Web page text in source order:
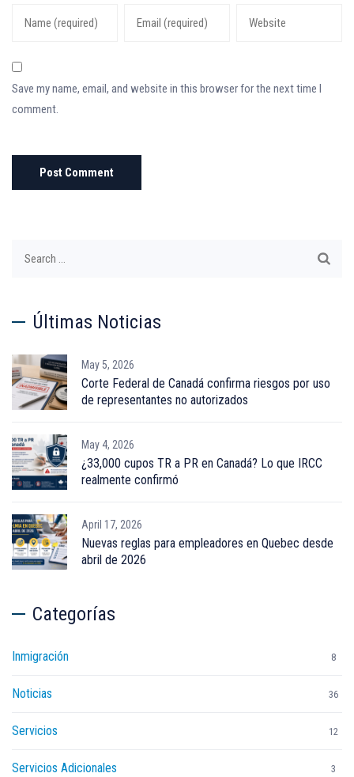
Save my name, email, and website in this browser for the next time I
comment.
Últimas Noticias
May 5, 2026
Corte Federal de Canadá confirma riesgos por uso
de representantes no autorizados
May 4, 2026
¿33,000 cupos TR a PR en Canadá? Lo que IRCC
realmente confirmó
April 17, 2026
Nuevas reglas para empleadores en Quebec desde
abril de 2026
Categorías
Inmigración 8
Noticias 36
Servicios 12
Servicios Adicionales 3